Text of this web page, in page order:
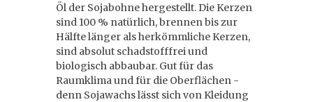
Öl der Sojabohne hergestellt. Die Kerzen
sind 100 % natürlich, brennen bis zur
Hälfte länger als herkömmliche Kerzen,
sind absolut schadstofffrei und
biologisch abbaubar. Gut für das
Raumklima und für die Oberflächen -
denn Sojawachs lässt sich von Kleidung